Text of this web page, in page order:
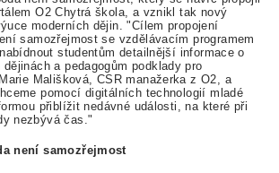
O2 Chytrá škola, a vznikl tak nový
moderních dějin. "Cílem propojení
samozřejmost se vzdělávacím programem
studentům detailnější informace o
a pedagogům podklady pro
Mališková, CSR manažerka z O2, a
pomocí digitálních technologií mladé
přiblížit nedávné události, na které při
nezbývá čas."
není samozřejmost